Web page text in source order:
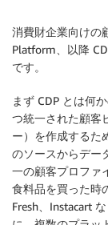
消費財企業向けの
Platform、以降
です。
まず CDP とは何
つ統一された顧客
ー）を作成するた
のソースからデー
一の顧客プロファ
食料品を買った時
Fresh、Instacart